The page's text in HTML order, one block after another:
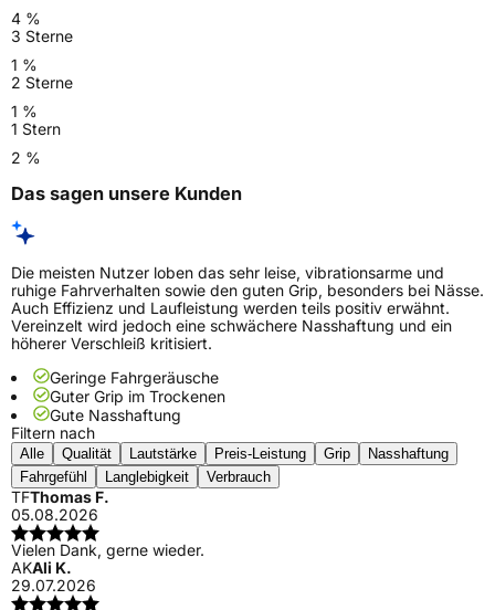
4 %
3 Sterne
1 %
2 Sterne
1 %
1 Stern
2 %
Das sagen unsere Kunden
Die meisten Nutzer loben das sehr leise, vibrationsarme und
ruhige Fahrverhalten sowie den guten Grip, besonders bei Nässe.
Auch Effizienz und Laufleistung werden teils positiv erwähnt.
Vereinzelt wird jedoch eine schwächere Nasshaftung und ein
höherer Verschleiß kritisiert.
Geringe Fahrgeräusche
Guter Grip im Trockenen
Gute Nasshaftung
Filtern nach
Alle Qualität Lautstärke Preis-Leistung Grip
Nasshaftung
Fahrgefühl
Langlebigkeit Verbrauch
TFThomas F.
05.08.2026
Vielen Dank, gerne wieder.
AKAli K.
29.07.2026